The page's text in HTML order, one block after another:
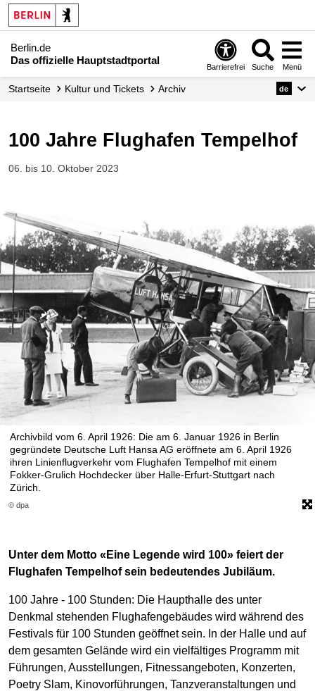
Berlin.de
Das offizielle Hauptstadtportal
Barrierefrei Suche Menü
Startseite Kultur und Tickets Archiv de
100 Jahre Flughafen Tempelhof
06. bis 10. Oktober 2023
© dpa
Archivbild vom 6. April 1926: Die am 6. Januar 1926 in Berlin
gegründete Deutsche Luft Hansa AG eröffnete am 6. April 1926
ihren Linienflugverkehr vom Flughafen Tempelhof mit einem
Fokker-Grulich Hochdecker über Halle-Erfurt-Stuttgart nach
Zürich.
Unter dem Motto «Eine Legende wird 100» feiert der
Flughafen Tempelhof sein bedeutendes Jubiläum.
100 Jahre - 100 Stunden: Die Haupthalle des unter
Denkmal stehenden Flughafengebäudes wird während des
Festivals für 100 Stunden geöffnet sein. In der Halle und auf
dem gesamten Gelände wird ein vielfältiges Programm mit
Führungen, Ausstellungen, Fitnessangeboten, Konzerten,
Poetry Slam, Kinovorführungen, Tanzveranstaltungen und